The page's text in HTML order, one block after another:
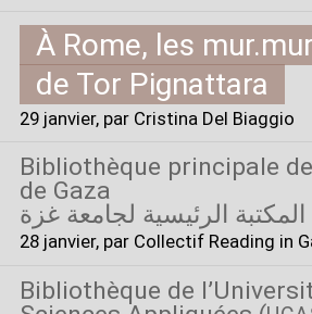
À Rome, les
de Tor Pignattara
29 janvier, par Cristina Del Biaggio
Bibliothèque principale
de Gaza
المكتبة الرئيسية لجامعة غزة
28 janvier, par Collectif Reading in
Bibliothèque de